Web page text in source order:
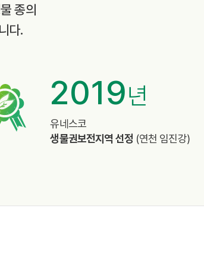
종의
다.
2019년
유네스코
생물권보전지역 선정 (연천 임진강)